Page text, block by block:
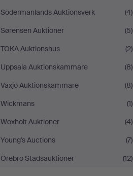
Södermanlands Auktionsverk
(4)
Sørensen Auktioner
(5)
TOKA Auktionshus
(2)
Uppsala Auktionskammare
(8)
Växjö Auktionskammare
(8)
Wickmans
(1)
Woxholt Auktioner
(4)
Young's Auctions
(7)
Örebro Stadsauktioner
(12)